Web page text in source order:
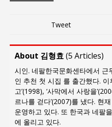
Tweet
About 김형효(5 Articles)
시인. 네팔한국문화센타에서
인 추천 첫 시집 를 출간했다. 이
고’(1998), ‘사막에서 사랑을
르나를 걷다’(2007)를 냈다. 현
운영하고 있다. 또 한국과 네팔
에 올리고 있다.